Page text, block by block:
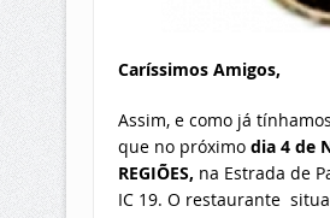
Caríssimos Amigos,
Assim, e como já
que no próximo dia 4 de
REGIÕES, na Estrada de
IC 19. O restaurante